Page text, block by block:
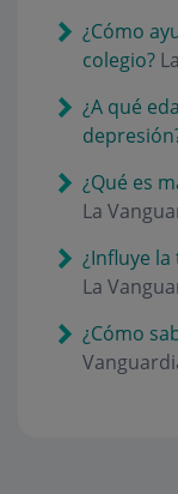
¿Cómo
colegio?
¿A qué
¿Qué es
La
¿Influye
La
¿Cómo